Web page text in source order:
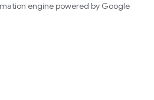
engine powered by Google